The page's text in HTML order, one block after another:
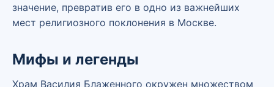
значение, превратив его в одно из важнейших
мест религиозного поклонения в Москве.
Мифы и легенды
Храм Василия Блаженного окружен множеством